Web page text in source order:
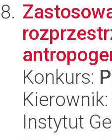
Konkurs:
Instytut